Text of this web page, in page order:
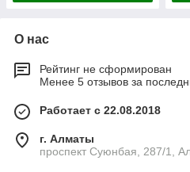
О нас
Рейтинг не сформирован
Менее 5 отзывов за
Работает с 22.08.2018
г. Алматы
проспект Суюнбая, 287/1,